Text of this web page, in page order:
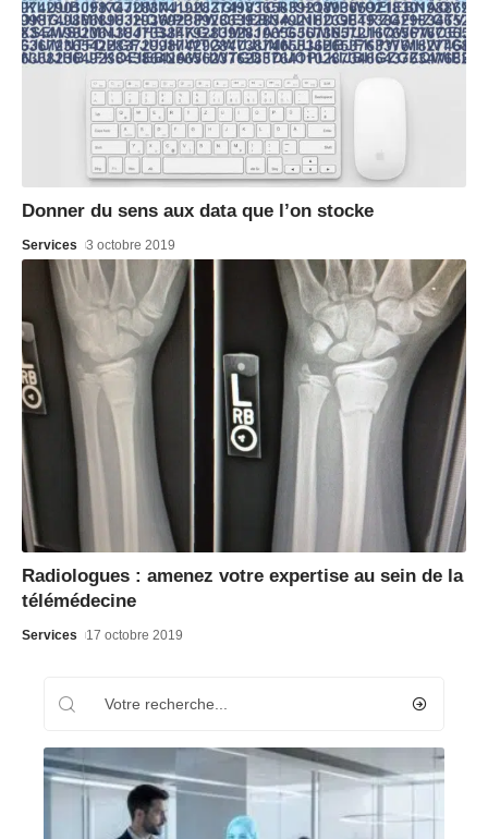
Donner du sens aux data que l’on stocke
Services 3 octobre 2019
Radiologues : amenez votre expertise au sein de la
télémédecine
Services 17 octobre 2019